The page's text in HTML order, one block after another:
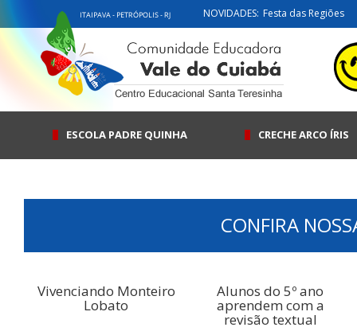
NOVIDADES: Festa das Regiões
ESCOLA PADRE QUINHA CRECHE ARCO ÍRIS
CONFIRA
Vivenciando Monteiro
Lobato
Alunos do 5º ano
aprendem com a
revisão textual